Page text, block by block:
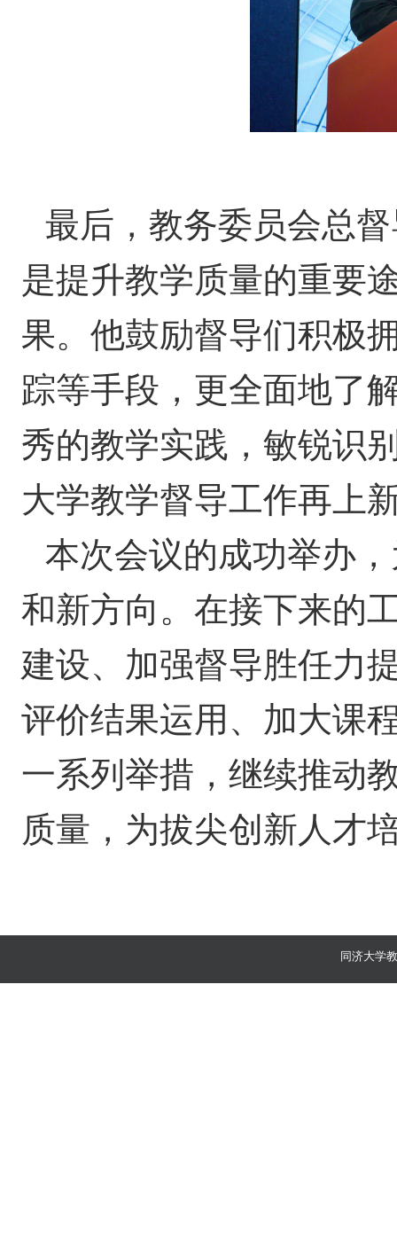
最后，教务委员会总
是提升教学质量的重要
果。他鼓励督导们积极
踪等手段，更全面地了
秀的教学实践，敏锐识
大学教学督导工作再上
本次会议的成功举办
和新方向。在接下来的
建设、加强督导胜任力
评价结果运用、加大课
一系列举措，继续推动
质量，为拔尖创新人才
同济大学